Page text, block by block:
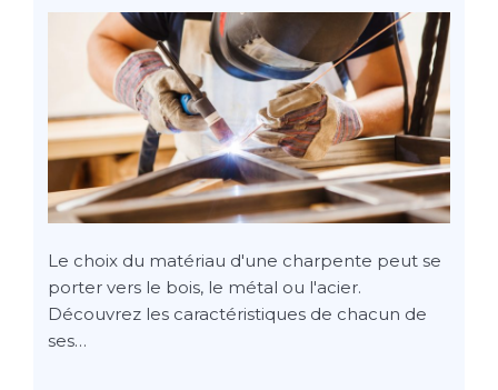
Le choix du matériau d'une charpente peut se
porter vers le bois, le métal ou l'acier.
Découvrez les caractéristiques de chacun de
ses…